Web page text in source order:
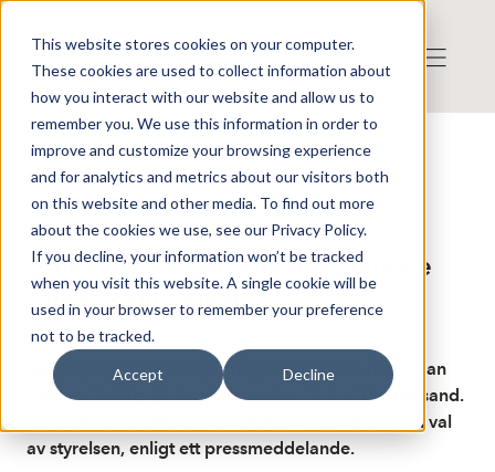
This website stores cookies on your computer.
These cookies are used to collect information about
how you interact with our website and allow us to
remember you. We use this information in order to
improve and customize your browsing experience
and for analytics and metrics about our visitors both
on this website and other media. To find out more
about the cookies we use, see our Privacy Policy.
If you decline, your information won’t be tracked
when you visit this website. A single cookie will be
used in your browser to remember your preference
not to be tracked.
Accept Decline
Publicerat: 2025-06-02 09:51:50
Detta är en nyhet från nyhetsbyrån FinwireDisclaimer
Finwire om Absolicon Solar
Collector AB: Absolicons styrelse
föreslås till omval
Aktieägarna i solenergibolaget Absolicon har sedan
tidigare kallats till årsstämma den 14 juni i Härnösand.
Bolaget kompletterar nu kallelsen med förslag till val
av styrelsen, enligt ett pressmeddelande.